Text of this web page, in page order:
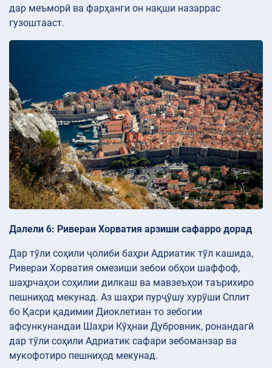
дар меъморӣ ва фарҳанги он нақши назаррас
гузоштааст.
Далели 6: Ривераи Хорватия арзиши сафарро дорад
Дар тӯли соҳили ҷолиби баҳри Адриатик тӯл кашида,
Ривераи Хорватия омезиши зебои обҳои шаффоф,
шаҳрчаҳои соҳилии дилкаш ва мавзеъҳои таърихиро
пешниҳод мекунад. Аз шаҳри пурҷӯшу хурӯши Сплит
бо Қасри қадимии Диоклетиан то зебогии
афсункунандаи Шаҳри Кӯҳнаи Дубровник, ронандагӣ
дар тӯли соҳили Адриатик сафари зебоманзар ва
мукофотиро пешниҳод мекунад.